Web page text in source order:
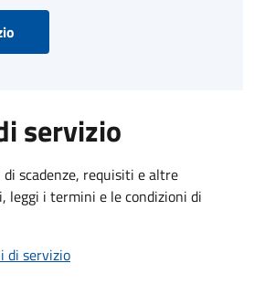
servizio
scadenze, requisiti e altre
leggi i termini e le condizioni di
di servizio